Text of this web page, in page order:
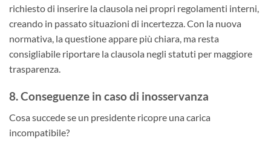
richiesto di inserire la clausola nei propri regolamenti interni,
creando in passato situazioni di incertezza. Con la nuova
normativa, la questione appare più chiara, ma resta
consigliabile riportare la clausola negli statuti per maggiore
trasparenza.
8. Conseguenze in caso di inosservanza
Cosa succede se un presidente ricopre una carica
incompatibile?